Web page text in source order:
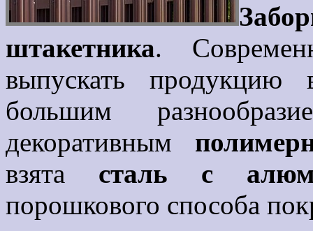
штакетника.
выпускать продукцию
большим
декоративным
взята сталь с
порошкового способа